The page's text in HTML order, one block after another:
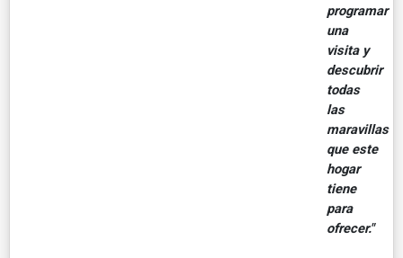
programar
una
visita y
descubrir
todas
las
maravillas
que este
hogar
tiene
para
ofrecer."